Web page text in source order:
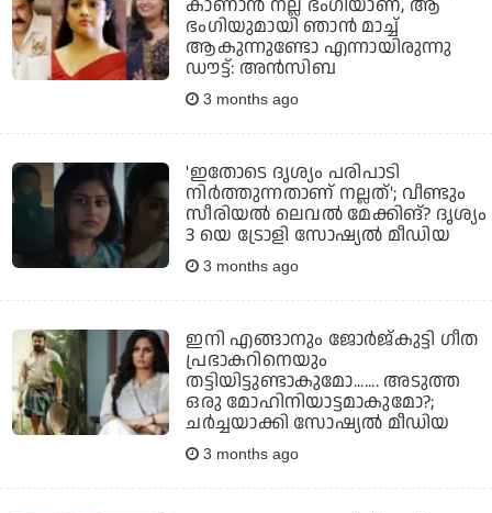
കാണാൻ നല്ല ഭംഗിയാണ്, ആ
ഭംഗിയുമായി ഞാൻ മാച്ച്
ആകുന്നുണ്ടോ എന്നായിരുന്നു
ഡൗട്ട്: അൻസിബ
3 months ago
'ഇതോടെ ദൃശ്യം പരിപാടി
നിർത്തുന്നതാണ് നല്ലത്'; വീണ്ടും
സീരിയൽ ലെവൽ മേക്കിങ്? ദൃശ്യം
3 യെ ട്രോളി സോഷ്യൽ മീഡിയ
3 months ago
ഇനി എങ്ങാനും ജോർജ്കുട്ടി ഗീത
പ്രഭാകറിനെയും
തട്ടിയിട്ടുണ്ടാകുമോ....... അടുത്ത
ഒരു മോഹിനിയാട്ടമാകുമോ?;
ചർച്ചയാക്കി സോഷ്യൽ മീഡിയ
3 months ago